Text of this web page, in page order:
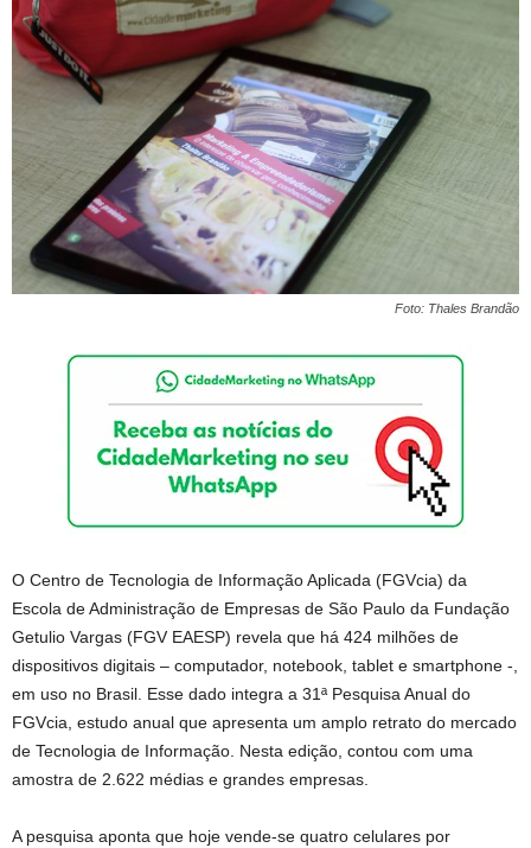
Foto: Thales Brandão
O Centro de Tecnologia de Informação Aplicada (FGVcia) da
Escola de Administração de Empresas de São Paulo da Fundação
Getulio Vargas (FGV EAESP) revela que há 424 milhões de
dispositivos digitais – computador, notebook, tablet e smartphone -,
em uso no Brasil. Esse dado integra a 31ª Pesquisa Anual do
FGVcia, estudo anual que apresenta um amplo retrato do mercado
de Tecnologia de Informação. Nesta edição, contou com uma
amostra de 2.622 médias e grandes empresas.
A pesquisa aponta que hoje vende-se quatro celulares por